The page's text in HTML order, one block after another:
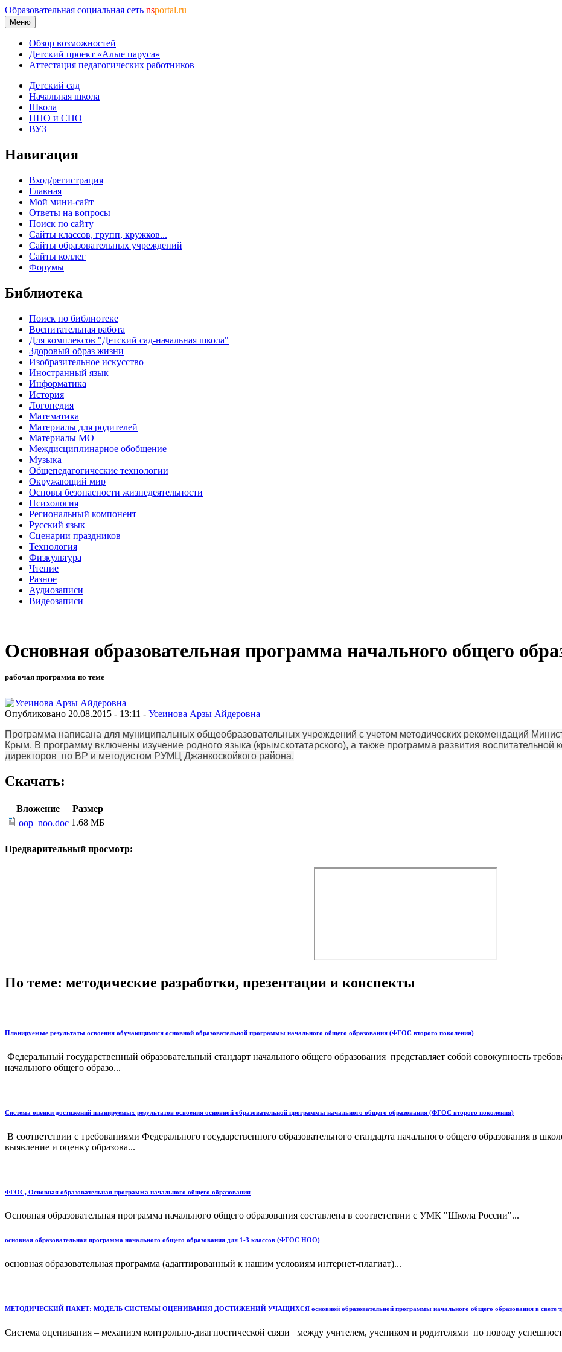
Образовательная социальная сеть nsportal.ru
Меню
Обзор возможностей
Детский проект «Алые паруса»
Аттестация педагогических работников
Детский сад
Начальная школа
Школа
НПО и СПО
ВУЗ
Навигация
Вход/регистрация
Главная
Мой мини-сайт
Ответы на вопросы
Поиск по сайту
Сайты классов, групп, кружков...
Сайты образовательных учреждений
Сайты коллег
Форумы
Библиотека
Поиск по библиотеке
Воспитательная работа
Для комплексов "Детский сад-начальная школа"
Здоровый образ жизни
Изобразительное искусство
Иностранный язык
Информатика
История
Логопедия
Математика
Материалы для родителей
Материалы МО
Междисциплинарное обобщение
Музыка
Общепедагогические технологии
Окружающий мир
Основы безопасности жизнедеятельности
Психология
Региональный компонент
Русский язык
Сценарии праздников
Технология
Физкультура
Чтение
Разное
Аудиозаписи
Видеозаписи
Основная образовательная программа начального общего
рабочая программа по теме
Опубликовано 20.08.2015 - 13:11 - Усеинова Арзы Айдеровна
Программа написана для муниципальных общеобразовательных учреждений с учетом методических рекомендаций
Крым. В программу включены изучение родного языка (крымскотатарского), а также программа развития воспитательной
директоров по ВР и методистом РУМЦ Джанкоскойкого района.
Скачать:
Вложение
Размер
oop_noo.doc 1.68 МБ
Предварительный просмотр:
По теме: методические разработки, презентации и конспекты
Планируемые результаты освоения обучающимися основной образовательной программы начального общего образования (ФГОС второго поколения)
Федеральный государственный образовательный стандарт начального общего образования представляет собой совокупность
начального общего образо...
Система оценки достижений планируемых результатов освоения основной образовательной программы начального общего образования (ФГОС второго поколения)
В соответствии с требованиями Федерального государственного образовательного стандарта начального общего образования в
выявление и оценку образова...
ФГОС, Основная образовательная программа начального общего образования
Основная образовательная программа начального общего образования составлена в соответствии с УМК "Школа России"...
основная образовательная программа начального общего образования для 1-3 классов (ФГОС НОО)
основная образовательная программа (адаптированный к нашим условиям интернет-плагиат)...
МЕТОДИЧЕСКИЙ ПАКЕТ: МОДЕЛЬ СИСТЕМЫ ОЦЕНИВАНИЯ ДОСТИЖЕНИЙ УЧАЩИХСЯ основной образовательной программы начального общего образования в свете
Система оценивания – механизм контрольно-диагностической связи между учителем, учеником и родителями по поводу